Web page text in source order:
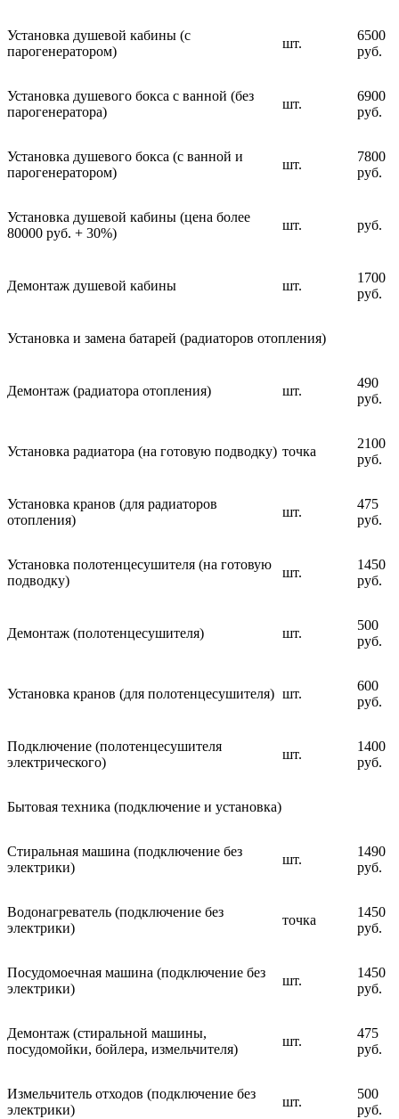
Установка душевой кабины (с
парогенератором)
шт.
6500
руб.
Установка душевого бокса с ванной (без
парогенератора)
шт.
6900
руб.
Установка душевого бокса (с ванной и
парогенератором)
шт.
7800
руб.
Установка душевой кабины (цена более
80000 руб. + 30%)
шт. руб.
Демонтаж душевой кабины шт.
1700
руб.
Установка и замена батарей (радиаторов отопления)
Демонтаж (радиатора отопления) шт.
490
руб.
Установка радиатора (на готовую подводку) точка
2100
руб.
Установка кранов (для радиаторов
отопления)
шт.
475
руб.
Установка полотенцесушителя (на готовую
подводку)
шт.
1450
руб.
Демонтаж (полотенцесушителя) шт.
500
руб.
Установка кранов (для полотенцесушителя) шт.
600
руб.
Подключение (полотенцесушителя
электрического)
шт.
1400
руб.
Бытовая техника (подключение и установка)
Стиральная машина (подключение без
электрики)
шт.
1490
руб.
Водонагреватель (подключение без
электрики)
точка
1450
руб.
Посудомоечная машина (подключение без
электрики)
шт.
1450
руб.
Демонтаж (стиральной машины,
посудомойки, бойлера, измельчителя)
шт.
475
руб.
Измельчитель отходов (подключение без
электрики)
шт.
500
руб.